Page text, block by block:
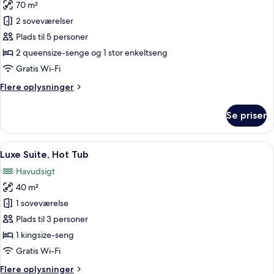
af
Grand-
villa
-
privat
70 m²
2 soveværelser
Plads til 5 personer
2 queensize-senge og 1 stor enkeltseng
Gratis Wi-Fi
Flere oplysninger
Flere
villa
privat
Se priser
Indlæs
alle
billeder
af
Luxe
Suite,
Hot
Tub
En terrasse med et rundt bord og to
29
Luxe Suite, Hot Tub
Havudsigt
40 m²
1 soveværelse
Plads til 3 personer
1 kingsize-seng
Gratis Wi-Fi
Flere oplysninger
Flere